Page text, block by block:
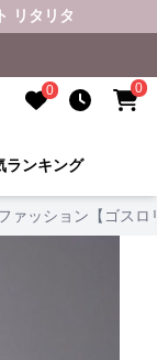
リタリタ
0 0
ランキング
ァッション【ゴス